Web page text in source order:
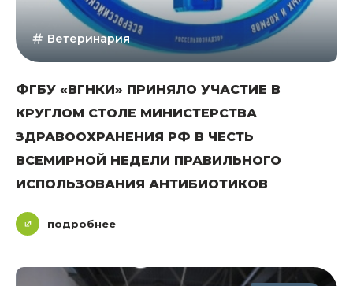
Ветеринария
ФГБУ «ВГНКИ» ПРИНЯЛО УЧАСТИЕ В
КРУГЛОМ СТОЛЕ МИНИСТЕРСТВА
ЗДРАВООХРАНЕНИЯ РФ В ЧЕСТЬ
ВСЕМИРНОЙ НЕДЕЛИ ПРАВИЛЬНОГО
ИСПОЛЬЗОВАНИЯ АНТИБИОТИКОВ
подробнее